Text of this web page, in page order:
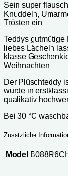
Sein super
Knuddeln,
Trösten ein
Teddys gutmütige
liebes Lächeln
klasse
Weihnachten
Der Plüschteddy
wurde in
qualikativ
Bei 30 °C
Zusätzliche
Model